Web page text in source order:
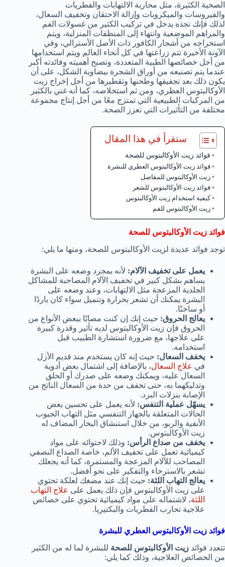
الصحية الكثيرة، مثل محاربة الالتهابات والفطريات
والفيروسات والميكروبات وإزالة الاحتقان وتخفيف السعال،
لذلك فإنك تجده يدخل في تركيب الكثير من غسولات الفم
والمراهم الموضعية وانتهاء إلى المنظفات المنزلية، ويتم
استخراجه من أشجار الكافور ذات الأصل الأسترالي، وفي
الآونة الأخيرة تتم زراعتها في كل أنحاء العالم ويتم استخدامها
من أجل خصائصها الطبية المتعددة، وتصبح أهميته وفائدته أكبر
عندما يتم تصنيعه من أوراق الشجرة بيضاوية الشكل، على أن
يكون ذلك بعد تجفيفها وطحنها وتقطيرها من أجل إخراج زيت
الأوكالبتوس العطري، ومن ثم استخلاصه، كما أنه غني بالكثير
من المركبات الطبيعية التي تمتزج معًا من أجل إنتاج مجموعة
مختلفة من التأثيرات التي تعزز الصحة.
ستقرأ في هذا المقال
فوائد زيت الأوكالبتوس للصحة
فوائد زيت الأوكالبتوس العطري للبشرة
زيت الأوكالبتوس للمفاصل
فوائد زيت الأوكالبتوس للشعر
كيفية استخدام زيت الأوكالبتوس
زيت الأوكالبتوس للفم
فوائد زيت الأوكالبتوس للصحة
توجد فوائد عديدة لزيت الأوكالبتوس للصحة، ومنها ما يلي:
يعمل على تخفيف الآلام: لأنه بمجرد وضعه على البشرة
يساهم بشكل كبير في تخفيف الآلام المصاحبة للمشاكل
الجلدية المزعجة مثل الالتهابات، وعند وضعه على
البشرة يمكنك أن تشعر بحرارة وتنميل سواء كان باردًا
أو ساخنًا.
يعالج الحروق: حيث إنك إن كنت مصابًا ببعض الأنواع من
الحروق فإن زيت الأوكالبتوس لديه تأثير وقدرة كبيرة
على علاجها، مع ضرورة استشارة الطبيب قبل
استخدامه.
يخفف السعال: حيث إنه كان يستخدم منذ قديم الأزل
في علاج السعال، بالإضافة إلى اشتمال بعض أدوية
السعال عليه، ويمكنك وضعه على صدرك أو الحلق
وتدليكهما به، حتى تخفف من حدة من السعال الناتج من
الإصابة بنزلات البرد.
يسهّل عملية التنفس: لأنه يعمل على تحسين بعض
الحالات المتعلقة بالجهاز التنفسي مثل التهاب الجيوب
الأنفية والربو، من خلال استنشاق البخار المضاف له
زيت الأوكالبتوس.
يخفف من صداع الرأس: وذلك لاحتوائه على مواد
كيميائية تعمل على تخفيف الألم، خاصة الصداع النصفي
المصاحب للآلام المزعجة والمستمرة، كما أنه يجعلك
تشعر بالاسترخاء والتفكير على نحو أفضل.
يعالج التهاب اللثة: حيث إنك عند مضغك لعلكة تحتوي
على زيت الأوكالبتوس فإن ذلك يعمل على علاج التهاب
اللثة، لاشتماله على مواد كيميائية تحتوي على خصائص
علاجية تحارب الفطريات والبكتيريا.
فوائد زيت الأوكالبتوس العطري للبشرة
تتعدد فوائد زيت الأوكالبتوس للصحة للبشرة لما له من الكثير
من الخصائص العلاجية، وذلك كما يلي: